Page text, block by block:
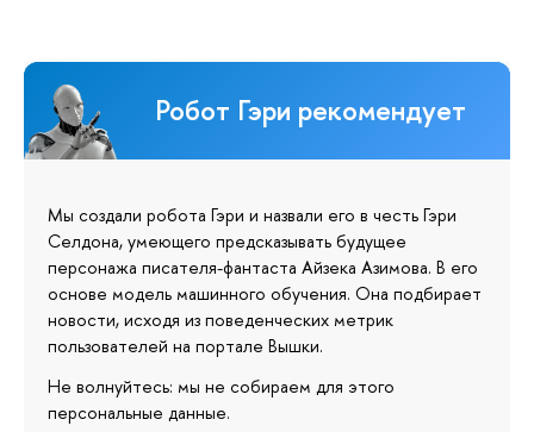
Робот Гэри рекомендует
Мы создали робота Гэри и назвали его в честь Гэри
Селдона, умеющего предсказывать будущее
персонажа писателя-фантаста Айзека Азимова. В его
основе модель машинного обучения. Она подбирает
новости, исходя из поведенческих метрик
пользователей на портале Вышки.
Не волнуйтесь: мы не собираем для этого
персональные данные.